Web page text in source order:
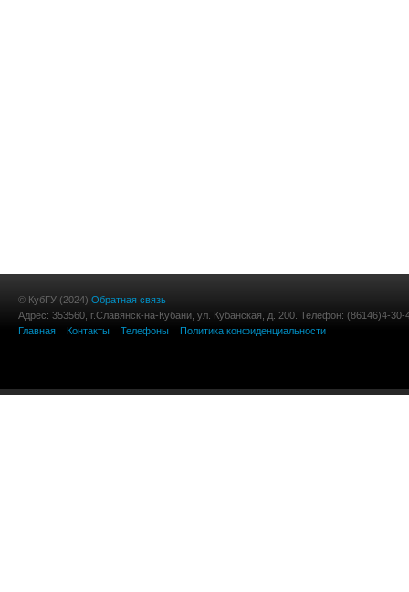
© КубГУ (2024) Обратная связь
Адрес: 353560, г.Славянск-на-Кубани, ул. Кубанская, д. 200. Телефон: (86146)4-30-
Главная
Контакты Телефоны Политика конфиденциальности